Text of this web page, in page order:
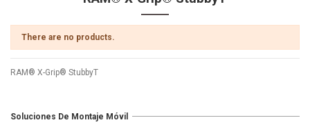
There are no products.
RAM® X-Grip® StubbyT
Soluciones De Montaje Móvil